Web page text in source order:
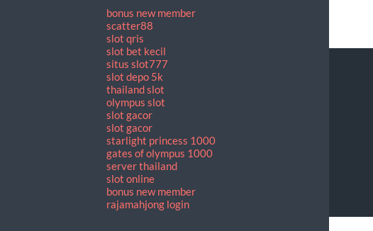
bonus new member
scatter88
slot qris
slot bet kecil
situs slot777
slot depo 5k
thailand slot
olympus slot
slot gacor
slot gacor
starlight princess 1000
gates of olympus 1000
server thailand
slot online
bonus new member
rajamahjong login